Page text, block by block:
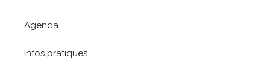
Agenda
Infos pratiques